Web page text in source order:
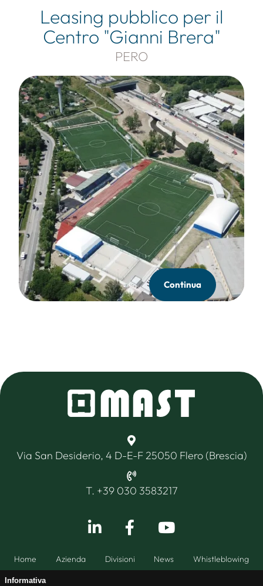
Informativa
Leasing pubblico per il
Centro "Gianni Brera"
PERO
Continua
Home Azienda Divisioni News Whistleblowing
Via San Desiderio, 4 D-E-F 25050 Flero (Brescia)
T. +39 030 3583217